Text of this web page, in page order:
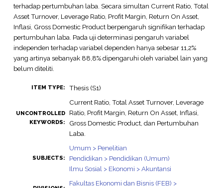
terhadap pertumbuhan laba. Secara simultan Current Ratio, Total
Asset Turnover, Leverage Ratio, Profit Margin, Return On Asset,
Inflasi, Gross Domestic Product berpengaruh signifikan terhadap
pertumbuhan laba. Pada uji determinasi pengaruh variabel
independen terhadap variabel dependen hanya sebesar 11,2%
yang artinya sebanyak 88,8% dipengaruhi oleh variabel lain yang
belum diteliti.
ITEM TYPE: Thesis (S1)
UNCONTROLLED
KEYWORDS:
Current Ratio, Total Asset Turnover, Leverage
Ratio, Profit Margin, Return On Asset, Inflasi,
Gross Domestic Product, dan Pertumbuhan
Laba.
SUBJECTS:
Umum > Penelitian
Pendidikan > Pendidikan (Umum)
Ilmu Sosial > Ekonomi > Akuntansi
Fakultas Ekonomi dan Bisnis (FEB) >